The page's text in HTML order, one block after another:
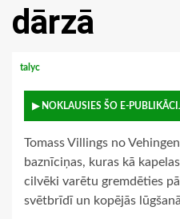
dārzā
talyc
▶ NOKLAUSIES ŠO E-
Tomass Villings no
baznīciņas, kuras kā
cilvēki varētu gremdēties
svētbrīdī un kopējās